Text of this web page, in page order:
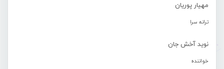
مهیار پوریان
ترانه سرا
نوید آخش جان
خواننده